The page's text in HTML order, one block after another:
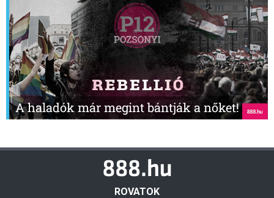
A haladók már megint bántják a nőket!
ROVATOK